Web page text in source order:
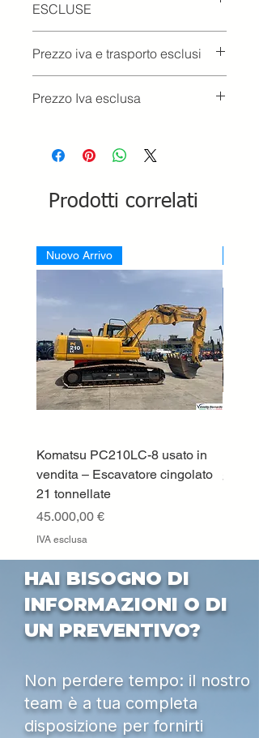
ESCLUSE
Prezzo iva e trasporto esclusi
Prezzo Iva esclusa
Prodotti correlati
Nuovo Arrivo
Komatsu PC210LC-8 usato in
vendita – Escavatore cingolato
21 tonnellate
Prezzo
45.000,00 €
IVA esclusa
Prezzo
HAI BISOGNO DI
INFORMAZIONI O DI
UN PREVENTIVO?
Non perdere tempo: il nostro
team è a tua completa
disposizione per fornirti